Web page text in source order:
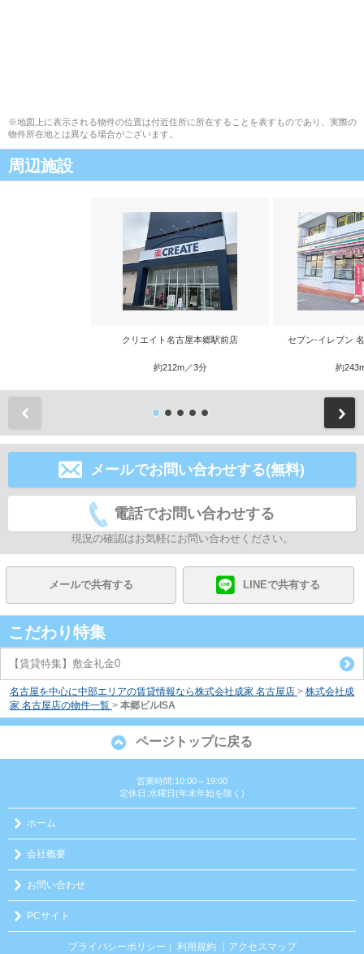
※地図上に表示される物件の位置は付近住所に所在することを表すものであり、実際の
物件所在地とは異なる場合がございます。
周辺施設
クリエイト名古屋本郷駅前店
約212m／3分
セブン-イレブン
約
メールでお問い合わせする(無料)
電話でお問い合わせする
現況の確認はお気軽にお問い合わせください。
メールで共有する LINEで共有する
こだわり特集
【賃貸特集】敷金礼金0
名古屋を中心に中部エリアの賃貸情報なら株式会社成家 名古屋店 > 株式会社成
家 名古屋店の物件一覧 > 本郷ビルISA
ページトップに戻る
営業時間:10:00～19:00
定休日:水曜日(年末年始を除く)
ホーム
会社概要
お問い合わせ
PCサイト
プライバシーポリシー 利用規約 ｜アクセスマップ